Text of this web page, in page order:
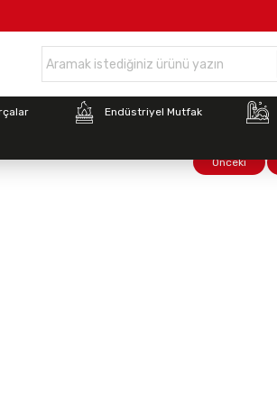
Endüstriyel Mutfak
Önceki